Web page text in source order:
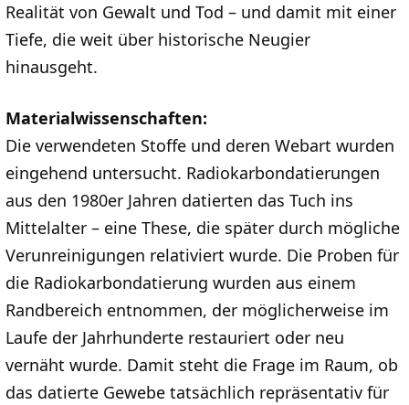
Realität von Gewalt und Tod – und damit mit einer
Tiefe, die weit über historische Neugier
hinausgeht.
Materialwissenschaften:
Die verwendeten Stoffe und deren Webart wurden
eingehend untersucht. Radiokarbondatierungen
aus den 1980er Jahren datierten das Tuch ins
Mittelalter – eine These, die später durch mögliche
Verunreinigungen relativiert wurde. Die Proben für
die Radiokarbondatierung wurden aus einem
Randbereich entnommen, der möglicherweise im
Laufe der Jahrhunderte restauriert oder neu
vernäht wurde. Damit steht die Frage im Raum, ob
das datierte Gewebe tatsächlich repräsentativ für